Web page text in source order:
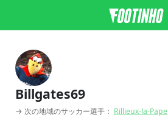
Billgates69
→ 次の地域のサッカー選手： Rillieux-la-Pape